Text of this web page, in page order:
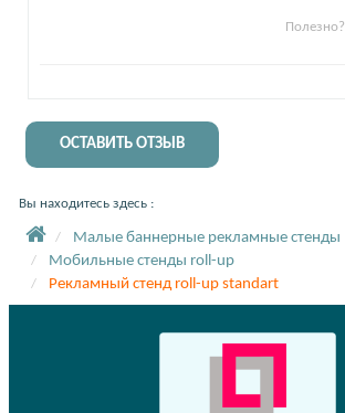
Полезно?
ОСТАВИТЬ ОТЗЫВ
Вы находитесь здесь :
Малые баннерные рекламные стенды
Мобильные стенды roll-up
Рекламный стенд roll-up standart